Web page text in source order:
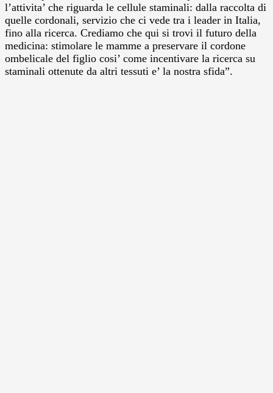
l’attivita’ che riguarda le cellule staminali: dalla raccolta di
quelle cordonali, servizio che ci vede tra i leader in Italia,
fino alla ricerca. Crediamo che qui si trovi il futuro della
medicina: stimolare le mamme a preservare il cordone
ombelicale del figlio cosi’ come incentivare la ricerca su
staminali ottenute da altri tessuti e’ la nostra sfida”.